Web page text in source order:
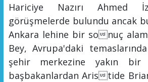
Hariciye Nazırı Ahmed
görüşmelerde bulundu ancak
Ankara lehine bir sonuç
Bey, Avrupa'daki
şehir merkezine yakın bir
başbakanlardan Aristide Bri